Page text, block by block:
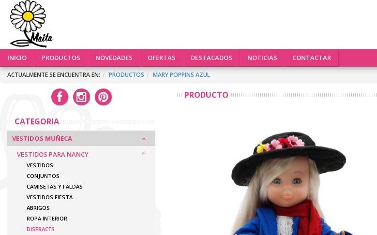
INICIO PRODUCTOS NOVEDADES OFERTAS DESTACADOS NOTICIAS CONTACTAR
ACTUALMENTE SE ENCUENTRA EN: PRODUCTOS MARY POPPINS AZUL
CATEGORIA
VESTIDOS MUÑECA
VESTIDOS PARA NANCY
VESTIDOS
CONJUNTOS
CAMISETAS Y FALDAS
VESTIDOS FIESTA
ABRIGOS
ROPA INTERIOR
DISFRACES
PRODUCTO